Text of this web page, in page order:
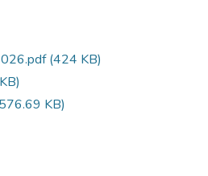
(424 KB)
KB)